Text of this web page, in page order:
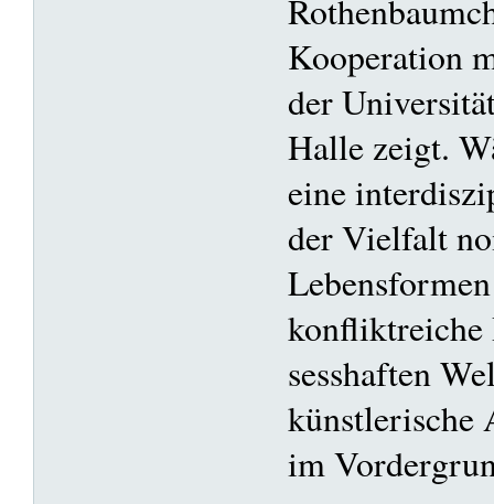
Kooperation
der
Halle zeigt.
eine
der Vielfalt
konfliktreiche
sesshaften
künstlerische
im